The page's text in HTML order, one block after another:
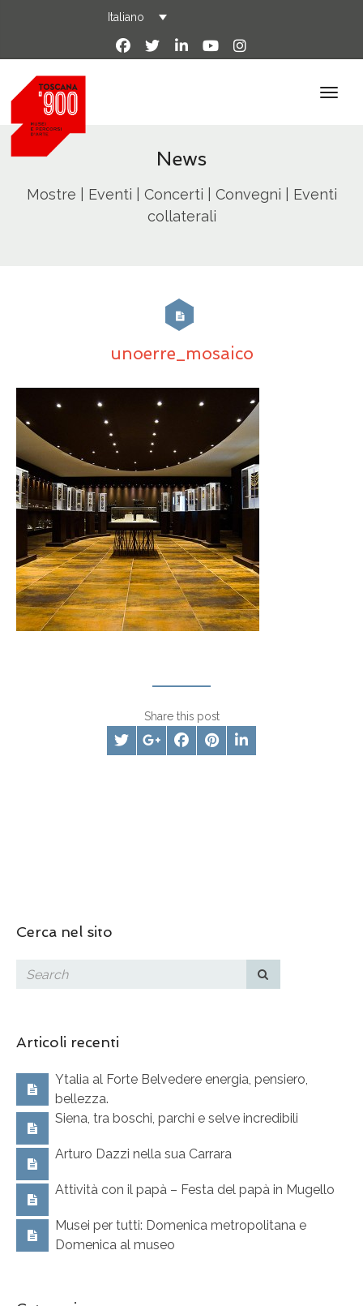
Italiano
News
Mostre | Eventi | Concerti | Convegni | Eventi
collaterali
unoerre_mosaico
Share this post
Cerca nel sito
Articoli recenti
Ytalia al Forte Belvedere energia, pensiero,
bellezza.
Siena, tra boschi, parchi e selve incredibili
Arturo Dazzi nella sua Carrara
Attività con il papà – Festa del papà in Mugello
Musei per tutti: Domenica metropolitana e
Domenica al museo